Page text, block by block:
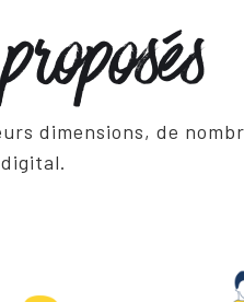
dimensions, de